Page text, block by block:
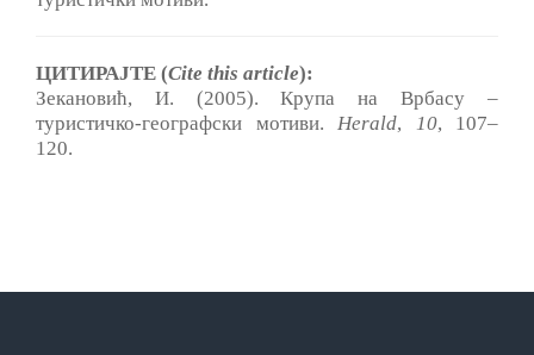
ЦИТИРАЈТЕ (Cite this article):
Зекановић, И. (2005). Крупа на Врбасу ‒
туристичко-географски мотиви. Herald, 10, 107‒
120.